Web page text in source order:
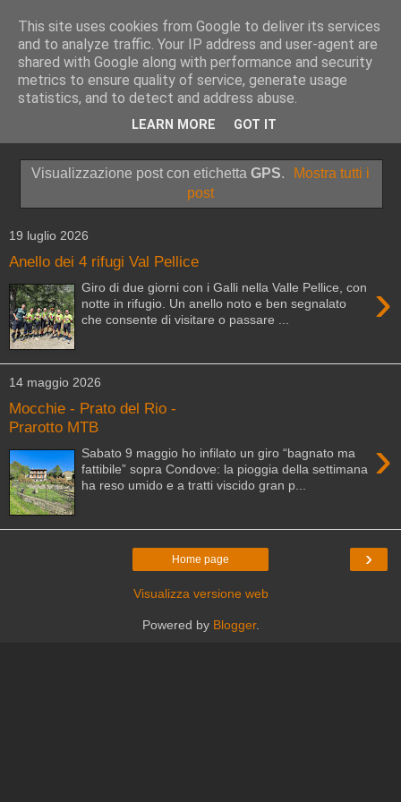
Visualizzazione post con etichetta GPS.
Mostra tutti i
post
19 luglio 2026
Anello dei 4 rifugi Val Pellice
›
Giro di due giorni con i Galli nella Valle Pellice, con
notte in rifugio. Un anello noto e ben segnalato
che consente di visitare o passare ...
14 maggio 2026
Mocchie - Prato del Rio -
Prarotto MTB
›
Sabato 9 maggio ho infilato un giro “bagnato ma
fattibile” sopra Condove: la pioggia della settimana
ha reso umido e a tratti viscido gran p...
›
Home page
Visualizza versione web
Powered by Blogger.
This site uses cookies from Google to deliver its services
and to analyze traffic. Your IP address and user-agent are
shared with Google along with performance and security
metrics to ensure quality of service, generate usage
statistics, and to detect and address abuse.
LEARN MORE GOT IT